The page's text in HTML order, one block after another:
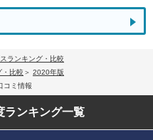
ランキング・比較
・比較
2020年版
コミ情報
ランキング一覧